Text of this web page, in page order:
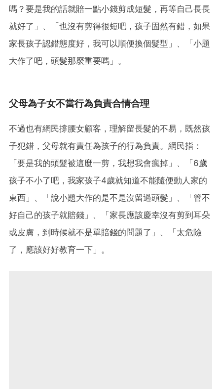
嗎？要是我的話就賠一點小錢剪成短髮，再等自己長長
就好了」、「也沒有剪得很短吧，孩子固然有錯，如果
家長孩子認錯態度好，我可以順便換個髮型」、「小題
大作了吧，頭髮那麼重要嗎」。
父母為子女不當行為負責合情合理
不過也有網民撐腰女顧客，理解留長髮的不易，既然孩
子犯錯，父母就有責任為孩子的行為負責。網民指：
「要是我的頭髮被這麼一剪，我想我會瘋掉」、「6歲
孩子不小了吧，我家孩子4歲就知道不能隨便動人家的
東西」、「說小題大作的是不是沒留過頭髮」、「管不
好自己的孩子就賠錢」、「家長應該慶幸沒有剪到耳朵
或皮膚，到時候就不是單賠錢的問題了」、「太危險
了，應該好好教育一下」。